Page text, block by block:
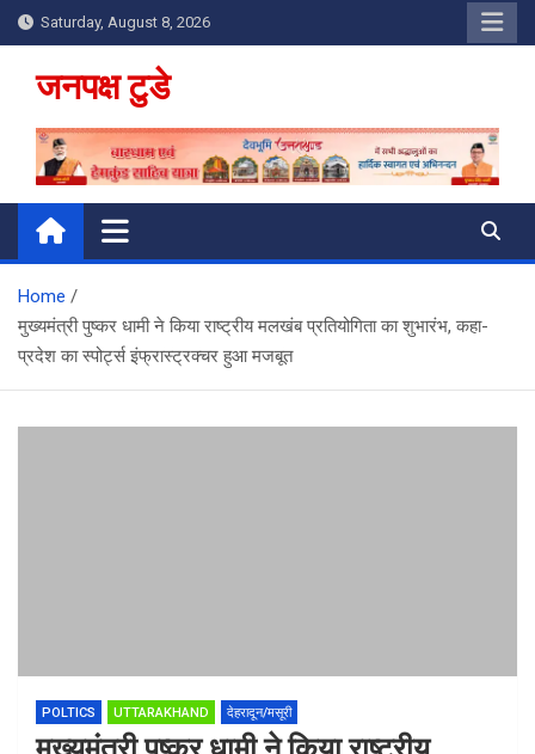
Skip
to
content
Saturday, August 8, 2026
जनपक्ष टुडे
Home
मुख्यमंत्री पुष्कर धामी ने किया राष्ट्रीय मलखंब प्रतियोगिता का शुभारंभ, कहा-
प्रदेश का स्पोर्ट्स इंफ्रास्ट्रक्चर हुआ मजबूत
POLTICS UTTARAKHAND देहरादून/मसूरी